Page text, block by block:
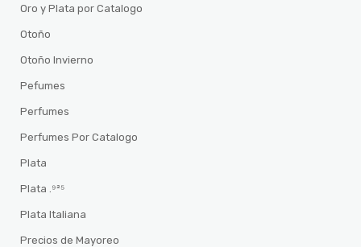
Oro y Plata por Catalogo
Otoño
Otoño Invierno
Pefumes
Perfumes
Perfumes Por Catalogo
Plata
Plata .⁹²⁵
Plata Italiana
Precios de Mayoreo